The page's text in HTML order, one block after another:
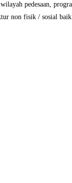
pedesaan,
non fisik / sosial